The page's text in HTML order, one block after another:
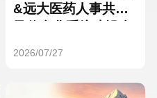
Macau
&远大医药人事共享
2026/07/27